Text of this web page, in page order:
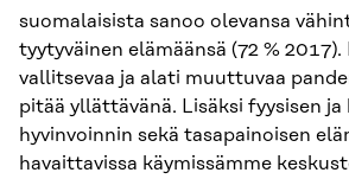
suomalaisista sanoo olevansa
tyytyväinen elämäänsä (72 % 2017).
vallitsevaa ja alati muuttuvaa
pitää yllättävänä. Lisäksi fyysisen ja
hyvinvoinnin sekä tasapainoisen
havaittavissa käymissämme